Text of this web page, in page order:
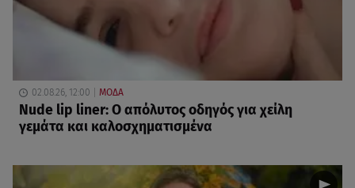
02.08.26, 12:00 ΜΟΔΑ
Nude lip liner: Ο απόλυτος οδηγός για χείλη
γεμάτα και καλοσχηματισμένα